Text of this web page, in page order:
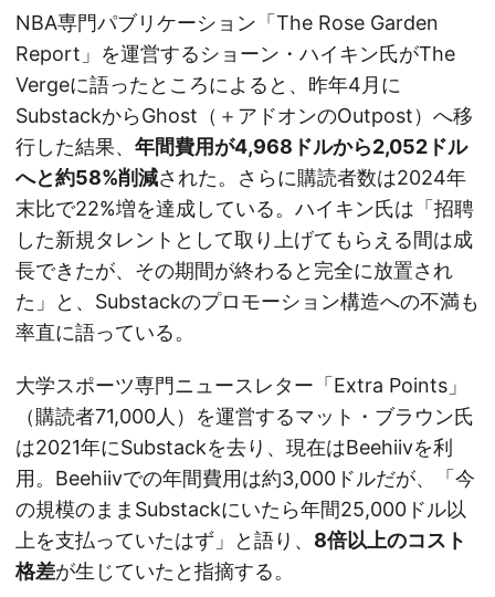
NBA専門パブリケーション「The Rose Garden
Report」を運営するショーン・ハイキン氏がThe
Vergeに語ったところによると、昨年4月に
SubstackからGhost（＋アドオンのOutpost）へ移
行した結果、 年間費用が4,968ドルから2,052ドル
へと約58%削減された。さらに購読者数は2024年
末比で22%増を達成している。ハイキン氏は「招聘
した新規タレントとして取り上げてもらえる間は成
長できたが、その期間が終わると完全に放置され
た」と、Substackのプロモーション構造への不満も
率直に語っている。
大学スポーツ専門ニュースレター「Extra Points」
（購読者71,000人）を運営するマット・ブラウン氏
は2021年にSubstackを去り、現在はBeehiivを利
用。Beehiivでの年間費用は約3,000ドルだが、「今
の規模のままSubstackにいたら年間25,000ドル以
上を支払っていたはず」と語り、 8倍以上のコスト
格差が生じていたと指摘する。